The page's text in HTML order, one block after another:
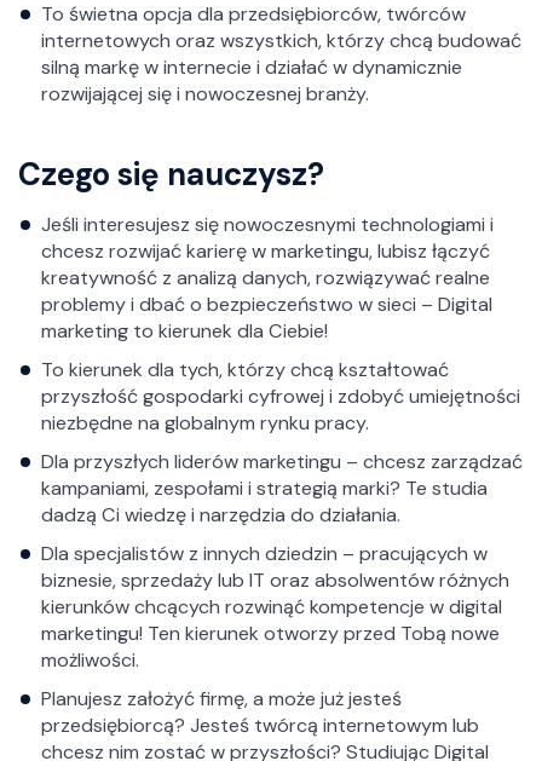
To świetna opcja dla przedsiębiorców, twórców
internetowych oraz wszystkich, którzy chcą budować
silną markę w internecie i działać w dynamicznie
rozwijającej się i nowoczesnej branży.
Czego się nauczysz?
Jeśli interesujesz się nowoczesnymi technologiami i
chcesz rozwijać karierę w marketingu, lubisz łączyć
kreatywność z analizą danych, rozwiązywać realne
problemy i dbać o bezpieczeństwo w sieci – Digital
marketing to kierunek dla Ciebie!
To kierunek dla tych, którzy chcą kształtować
przyszłość gospodarki cyfrowej i zdobyć umiejętności
niezbędne na globalnym rynku pracy.
Dla przyszłych liderów marketingu – chcesz zarządzać
kampaniami, zespołami i strategią marki? Te studia
dadzą Ci wiedzę i narzędzia do działania.
Dla specjalistów z innych dziedzin – pracujących w
biznesie, sprzedaży lub IT oraz absolwentów różnych
kierunków chcących rozwinąć kompetencje w digital
marketingu! Ten kierunek otworzy przed Tobą nowe
możliwości.
Planujesz założyć firmę, a może już jesteś
przedsiębiorcą? Jesteś twórcą internetowym lub
chcesz nim zostać w przyszłości? Studiując Digital